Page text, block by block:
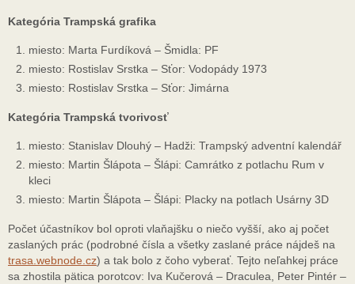
Kategória Trampská grafika
miesto: Marta Furdíková – Šmidla: PF
miesto: Rostislav Srstka – Sťor: Vodopády 1973
miesto: Rostislav Srstka – Sťor: Jimárna
Kategória Trampská tvorivosť
miesto: Stanislav Dlouhý – Hadži: Trampský adventní kalendář
miesto: Martin Šlápota – Šlápi: Camrátko z potlachu Rum v
kleci
miesto: Martin Šlápota – Šlápi: Placky na potlach Usárny 3D
Počet účastníkov bol oproti vlaňajšku o niečo vyšší, ako aj počet
zaslaných prác (podrobné čísla a všetky zaslané práce nájdeš na
trasa.webnode.cz) a tak bolo z čoho vyberať. Tejto neľahkej práce
sa zhostila pätica porotcov: Iva Kučerová – Draculea, Peter Pintér –